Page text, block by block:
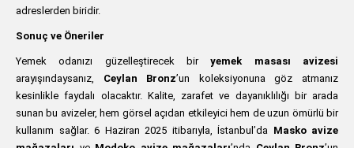
adreslerden biridir.
Sonuç ve Öneriler
Yemek odanızı güzelleştirecek biryemek masası avizesi
arayışındaysanız, Ceylan Bronz’un koleksiyonuna göz atmanız
kesinlikle faydalı olacaktır. Kalite, zarafet ve dayanıklılığı bir arada
sunan bu avizeler, hem görsel açıdan etkileyici hem de uzun ömürlü bir
kullanım sağlar. 6 Haziran 2025 itibarıyla, İstanbul’da Masko avize